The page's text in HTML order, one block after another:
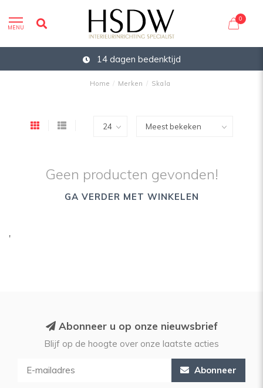
MENU
0
14 dagen bedenktijd
Home / Merken / Skala
Geen producten gevonden!
GA VERDER MET WINKELEN
'
Abonneer u op onze nieuwsbrief
Blijf op de hoogte over onze laatste acties
Abonneer